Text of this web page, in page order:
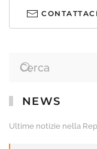
NEWS
Ultime notizie nella